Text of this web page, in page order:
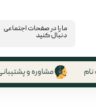
مشاوره و
​ما را در صفحات اجتماعی
دنبال کنید